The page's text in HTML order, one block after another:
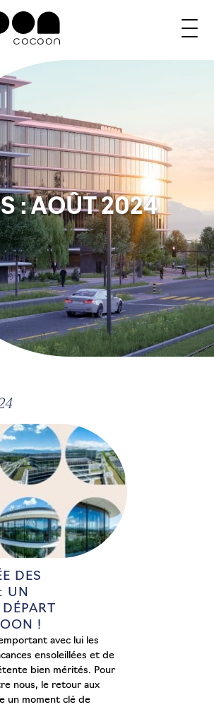
:AOÛT 2024
DES
UN
!
emportant avec lui les
ensoleillées et de
bien mérités. Pour
nous, le retour aux
un moment clé de